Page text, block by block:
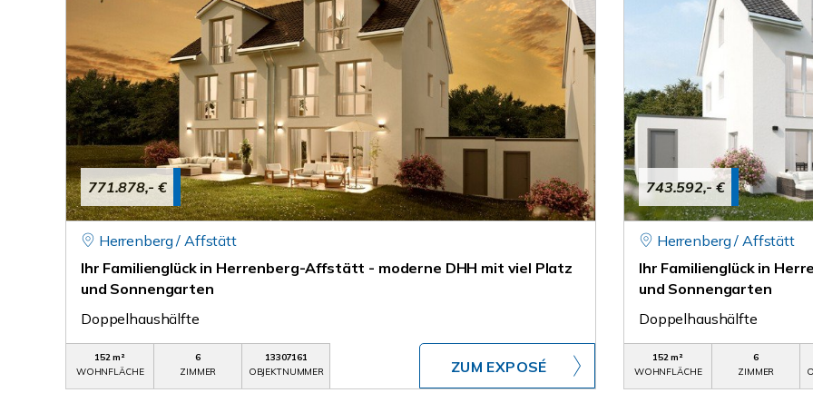
771.878,- €
Herrenberg / Affstätt
Ihr Familienglück in Herrenberg-Affstätt - moderne DHH mit viel Platz
und Sonnengarten
Doppelhaushälfte
152 m²
WOHNFLÄCHE
6
ZIMMER
13307161
OBJEKTNUMMER
ZUM EXPOSÉ
743.592,- €
Herrenberg / Affstätt
Ihr Familienglück in
und Sonnengarten
Doppelhaushälfte
152 m²
WOHNFLÄCHE
6
ZIMMER